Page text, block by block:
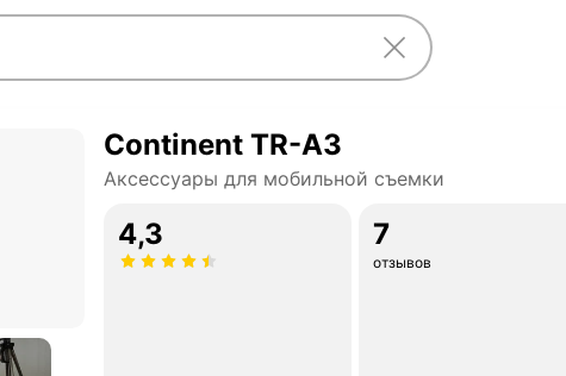
Continent TR-A3
Аксессуары для мобильной съемки
4,3 7
отзывов